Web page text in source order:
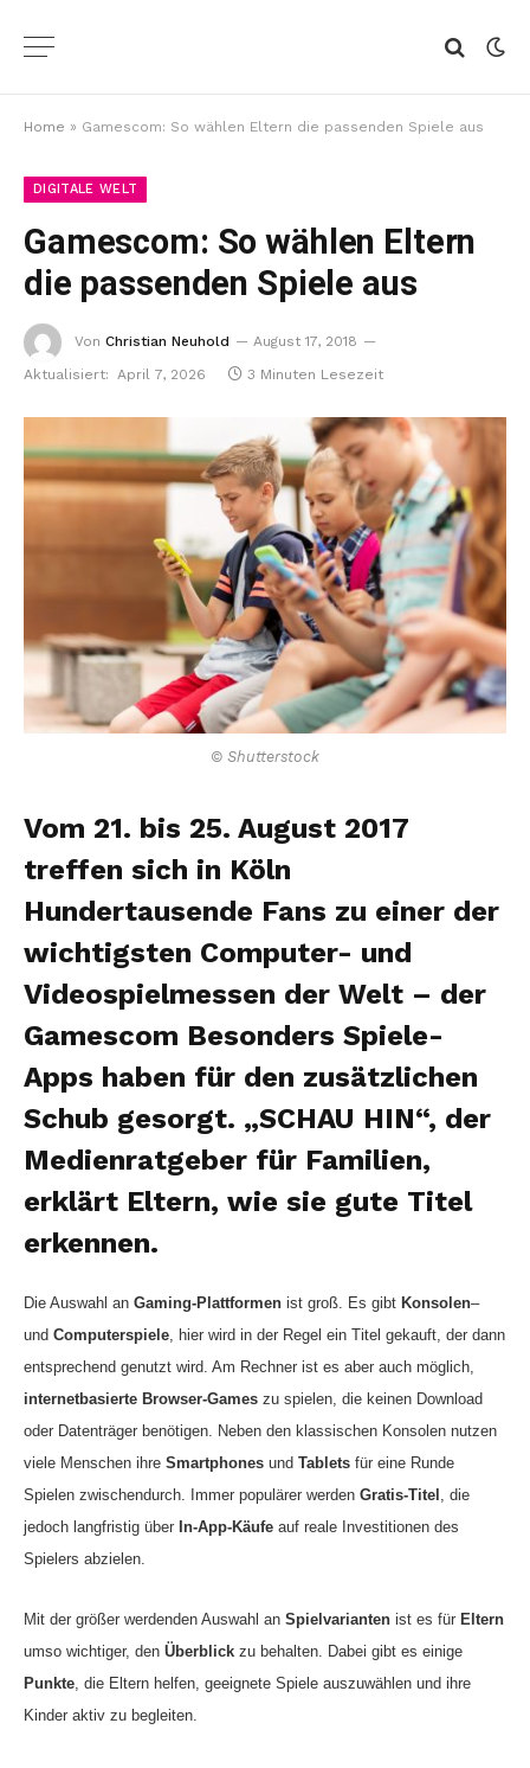
Home » Gamescom: So wählen Eltern die passenden Spiele aus
DIGITALE WELT
Gamescom: So wählen Eltern
die passenden Spiele aus
Von Christian Neuhold
August 17, 2018
Aktualisiert: April 7, 2026 3 Minuten Lesezeit
© Shutterstock
Vom 21. bis 25. August 2017
treffen sich in Köln
Hundertausende Fans zu einer der
wichtigsten Computer- und
Videospielmessen der Welt – der
Gamescom Besonders Spiele-
Apps haben für den zusätzlichen
Schub gesorgt. „SCHAU HIN“, der
Medienratgeber für Familien,
erklärt Eltern, wie sie gute Titel
erkennen.
Die Auswahl an Gaming-Plattformen ist groß. Es gibt Konsolen–
und Computerspiele , hier wird in der Regel ein Titel gekauft, der dann
entsprechend genutzt wird. Am Rechner ist es aber auch möglich,
internetbasierte Browser-Games zu spielen, die keinen Download
oder Datenträger benötigen. Neben den klassischen Konsolen nutzen
viele Menschen ihre Smartphones und Tablets für eine Runde
Spielen zwischendurch. Immer populärer werden Gratis-Titel
, die
jedoch langfristig über In-App-Käufe auf reale Investitionen des
Spielers abzielen.
Mit der größer werdenden Auswahl an Spielvarianten ist es für Eltern
umso wichtiger, den Überblick zu behalten. Dabei gibt es einige
Punkte, die Eltern helfen, geeignete Spiele auszuwählen und ihre
Kinder aktiv zu begleiten.